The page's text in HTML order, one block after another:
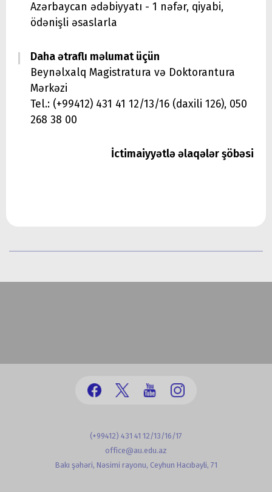
Azərbaycan ədəbiyyatı - 1 nəfər, qiyabi,
ödənişli əsaslarla
Daha ətraflı məlumat üçün
Beynəlxalq Magistratura və Doktorantura
Mərkəzi
Tel.: (+99412) 431 41 12/13/16 (daxili 126), 050
268 38 00
İctimaiyyətlə əlaqələr şöbəsi
(+99412) 431 41 12/13/16/17
office@au.edu.az
Bakı şəhəri, Nəsimi rayonu, Ceyhun Hacıbəyli, 71